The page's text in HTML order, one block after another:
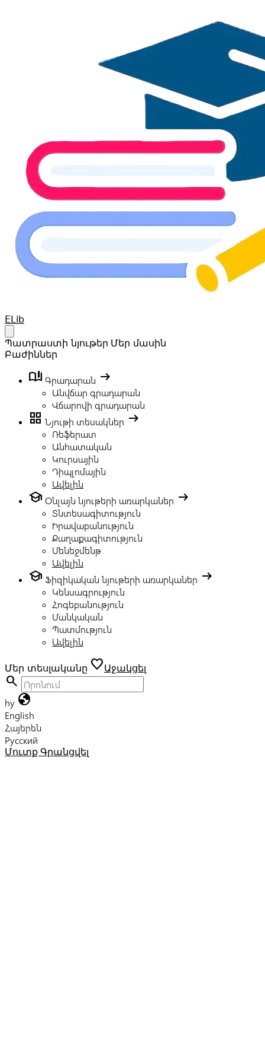
Your Company
ELib
Պատրաստի նյութեր Մեր մասին
Բաժիններ
book_ribbon Գրադարան arrow_right_alt
Անվճար գրադարան
Վճարովի գրադարան
grid_view Նյութի տեսակներ arrow_right_alt
Ռեֆերատ
Անհատական
Կուրսային
Դիպլոմային
Ավելին
school Օնլայն նյութերի առարկաներ arrow_right_alt
Տնտեսագիտություն
Իրավաբանություն
Քաղաքագիտություն
Մենեջմենթ
Ավելին
school Ֆիզիկական նյութերի առարկաներ arrow_right_alt
Կենսագրություն
Հոգեբանություն
Մանկական
Պատմություն
Ավելին
Մեր տեսլականը favoriteԱջակցել
search
hy globe
English
Հայերեն
Русский
Մուտք Գրանցվել